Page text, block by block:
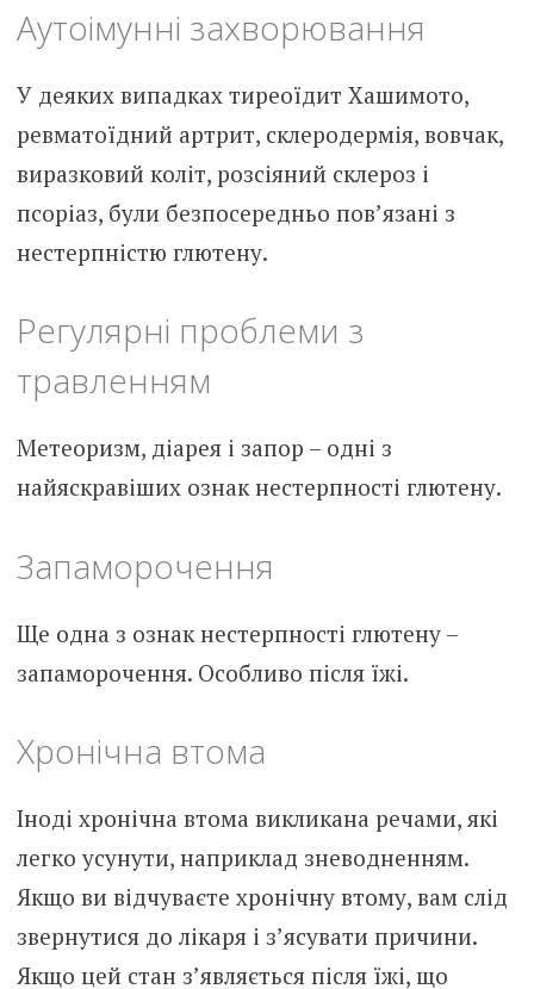
Аутоімунні захворювання
У деяких випадках тиреоїдит Хашимото,
ревматоїдний артрит, склеродермія, вовчак,
виразковий коліт, розсіяний склероз і
псоріаз, були безпосередньо пов’язані з
нестерпністю глютену.
Регулярні проблеми з
травленням
Метеоризм, діарея і запор – одні з
найяскравіших ознак нестерпності глютену.
Запаморочення
Ще одна з ознак нестерпності глютену –
запаморочення. Особливо після їжі.
Хронічна втома
Іноді хронічна втома викликана речами, які
легко усунути, наприклад зневодненням.
Якщо ви відчуваєте хронічну втому, вам слід
звернутися до лікаря і з’ясувати причини.
Якщо цей стан з’являється після їжі, що